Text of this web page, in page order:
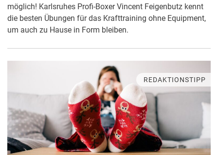
möglich! Karlsruhes Profi-Boxer Vincent Feigenbutz kennt
die besten Übungen für das Krafttraining ohne Equipment,
um auch zu Hause in Form bleiben.
REDAKTIONSTIPP